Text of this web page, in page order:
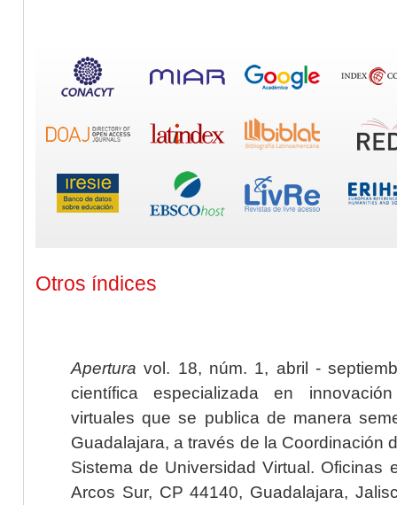
Otros índices
Apertura vol. 18, núm. 1, abril -
científica especializada en
virtuales que se publica de manera
Guadalajara, a través de la Coordinación
Sistema de Universidad Virtual. Oficinas
Arcos Sur, CP 44140, Guadalajara,